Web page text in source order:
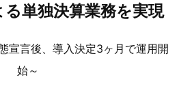
単独決算業務を実現
宣言後、導入決定3ヶ月で運用開
始～